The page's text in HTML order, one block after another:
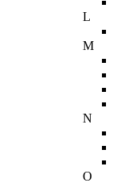
L
M
N
O